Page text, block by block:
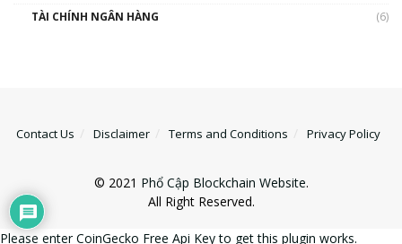
TÀI CHÍNH NGÂN HÀNG
(6)
Contact Us Disclaimer Terms and Conditions Privacy Policy
© 2021 Phổ Cập Blockchain Website.
All Right Reserved.
Please enter CoinGecko Free Api Key to get this plugin works.